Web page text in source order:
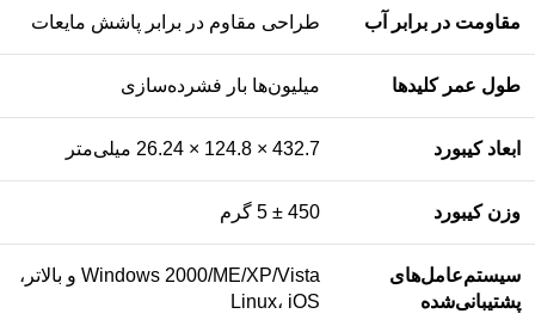
مقاومت در برابر آب طراحی مقاوم در برابر پاشش مایعات
طول عمر کلیدها میلیون‌ها بار فشرده‌سازی
ابعاد کیبورد 432.7 × 124.8 × 26.24 میلی‌متر
وزن کیبورد 450 ± 5 گرم
سیستم‌عامل‌های
پشتیبانی‌شده
Windows 2000/ME/XP/Vista و بالاتر،
Linux، iOS